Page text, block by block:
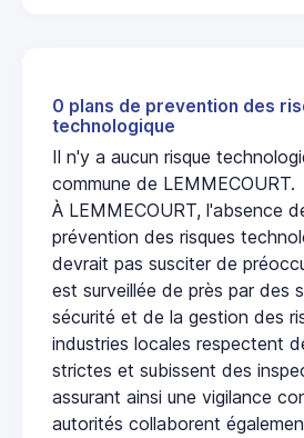
0 plans de prevention des
technologique
Il n'y a aucun risque
commune de LEMMECOURT.
À LEMMECOURT, l'absence
prévention des risques
devrait pas susciter de
est surveillée de près par des
sécurité et de la gestion des
industries locales respectent
strictes et subissent des
assurant ainsi une vigilance
autorités collaborent